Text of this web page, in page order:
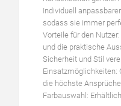
Individuell
sodass sie immer
Vorteile für den
und die praktische
Sicherheit und Stil
Einsatzmöglichkeiten:
die höchste
Farbauswahl: